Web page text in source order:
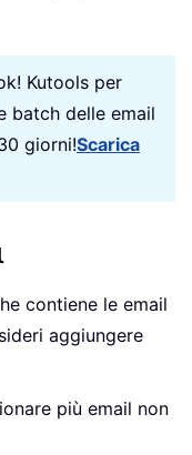
Kutools per
batch delle email
giorni!Scarica
contiene le email
aggiungere
più email non